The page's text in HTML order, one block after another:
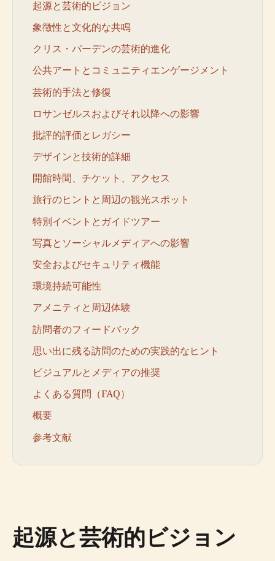
起源と芸術的ビジョン
象徴性と文化的な共鳴
クリス・バーデンの芸術的進化
公共アートとコミュニティエンゲージメント
芸術的手法と修復
ロサンゼルスおよびそれ以降への影響
批評的評価とレガシー
デザインと技術的詳細
開館時間、チケット、アクセス
旅行のヒントと周辺の観光スポット
特別イベントとガイドツアー
写真とソーシャルメディアへの影響
安全およびセキュリティ機能
環境持続可能性
アメニティと周辺体験
訪問者のフィードバック
思い出に残る訪問のための実践的なヒント
ビジュアルとメディアの推奨
よくある質問（FAQ）
概要
参考文献
起源と芸術的ビジョン